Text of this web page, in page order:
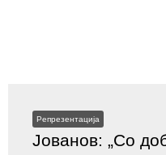
Репрезентација
Јованов: „Со